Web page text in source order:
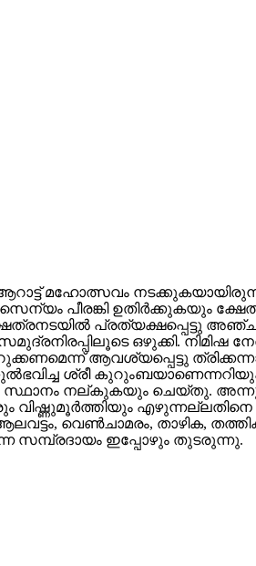
മഹോത്സവം
പീരങ്കി ഉതിർക്കുകയും
പ്രത്യക്ഷപ്പെട്ടു അഞ്ചു
ഒഴുക്കി. നിമിഷ
ആവശ്യപ്പെട്ടു
ശ്രീ
സ്ഥാനം നല്കുകയും ചെയ്തു.
വിഷ്ണുമൂർത്തിയും
വെണ്‍ചാമരം, താഴിക,
സമ്പ്രദായം ഇപ്പോഴും തുടരുന്നു.